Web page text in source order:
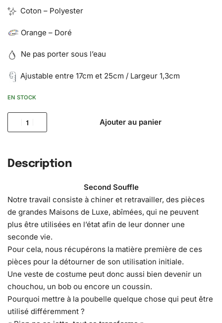
Coton – Polyester
Orange – Doré
Ne pas porter sous l’eau
Ajustable entre 17cm et 25cm / Largeur 1,3cm
EN STOCK
Ajouter au panier
Description
Second Souffle
Notre travail consiste à chiner et retravailler, des pièces
de grandes Maisons de Luxe, abîmées, qui ne peuvent
plus être utilisées en l’état afin de leur donner une
seconde vie.
Pour cela, nous récupérons la matière première de ces
pièces pour la détourner de son utilisation initiale.
Une veste de costume peut donc aussi bien devenir un
chouchou, un bob ou encore un coussin.
Pourquoi mettre à la poubelle quelque chose qui peut être
utilisé différemment ?